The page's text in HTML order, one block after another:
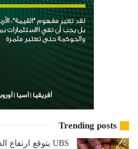
Trending posts
UBS يتوقع ارتفاع الذهب إلى 5000 دولار في 2027